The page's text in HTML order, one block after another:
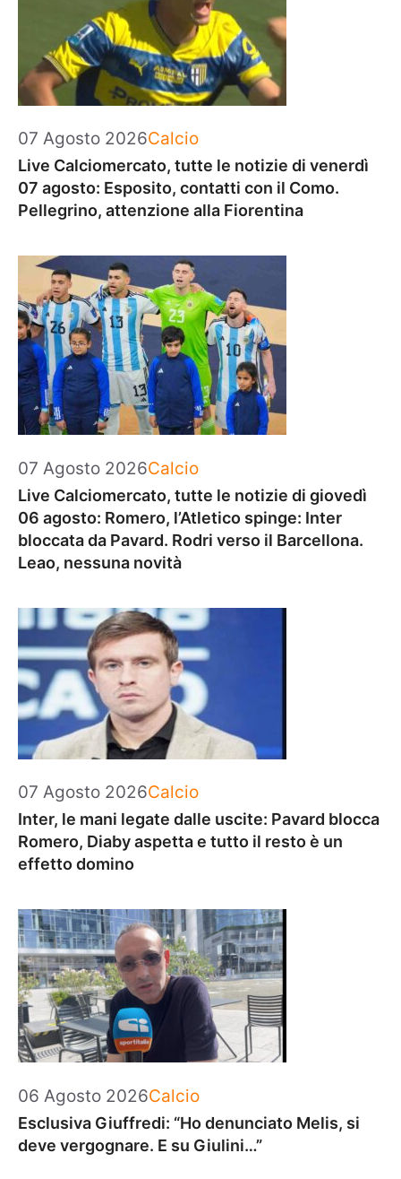
07 Agosto 2026Categorie
Calcio
Live Calciomercato, tutte le notizie di venerdì
07 agosto: Esposito, contatti con il Como.
Pellegrino, attenzione alla Fiorentina
07 Agosto 2026Categorie
Calcio
Live Calciomercato, tutte le notizie di giovedì
06 agosto: Romero, l’Atletico spinge: Inter
bloccata da Pavard. Rodri verso il Barcellona.
Leao, nessuna novità
07 Agosto 2026Categorie
Calcio
Inter, le mani legate dalle uscite: Pavard blocca
Romero, Diaby aspetta e tutto il resto è un
effetto domino
06 Agosto 2026Categorie
Calcio
Esclusiva Giuffredi: “Ho denunciato Melis, si
deve vergognare. E su Giulini…”